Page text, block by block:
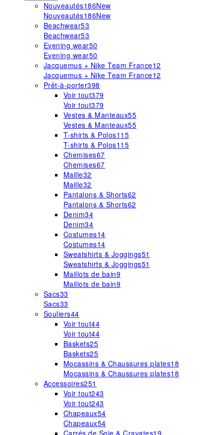
Nouveautés186New
Nouveautés186New
Beachwear53
Beachwear53
Evening wear50
Evening wear50
Jacquemus + Nike Team France12
Jacquemus + Nike Team France12
Prêt-à-porter398
Voir tout379
Voir tout379
Vestes & Manteaux55
Vestes & Manteaux55
T-shirts & Polos115
T-shirts & Polos115
Chemises67
Chemises67
Maille32
Maille32
Pantalons & Shorts62
Pantalons & Shorts62
Denim34
Denim34
Costumes14
Costumes14
Sweatshirts & Joggings51
Sweatshirts & Joggings51
Maillots de bain9
Maillots de bain9
Sacs33
Sacs33
Souliers44
Voir tout44
Voir tout44
Baskets25
Baskets25
Mocassins & Chaussures plates18
Mocassins & Chaussures plates18
Accessoires251
Voir tout243
Voir tout243
Chapeaux54
Chapeaux54
Carrés de Soie & Cravates19